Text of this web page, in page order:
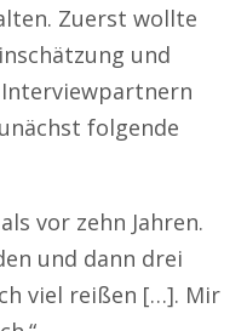
Zuerst wollte
und
folgende
vor zehn Jahren.
und dann drei
viel reißen […]. Mir